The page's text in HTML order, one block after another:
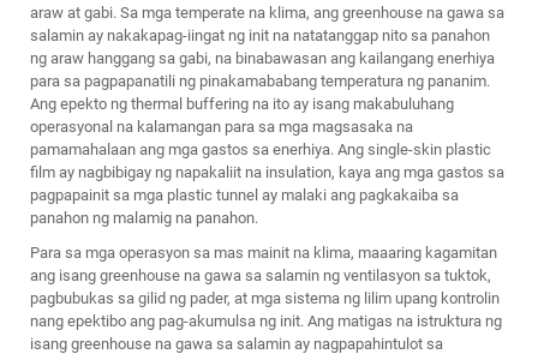
araw at gabi. Sa mga temperate na klima, ang greenhouse na gawa sa
salamin ay nakakapag-iingat ng init na natatanggap nito sa panahon
ng araw hanggang sa gabi, na binabawasan ang kailangang enerhiya
para sa pagpapanatili ng pinakamababang temperatura ng pananim.
Ang epekto ng thermal buffering na ito ay isang makabuluhang
operasyonal na kalamangan para sa mga magsasaka na
pamamahalaan ang mga gastos sa enerhiya. Ang single-skin plastic
film ay nagbibigay ng napakaliit na insulation, kaya ang mga gastos sa
pagpapainit sa mga plastic tunnel ay malaki ang pagkakaiba sa
panahon ng malamig na panahon.
Para sa mga operasyon sa mas mainit na klima, maaaring kagamitan
ang isang greenhouse na gawa sa salamin ng ventilasyon sa tuktok,
pagbubukas sa gilid ng pader, at mga sistema ng lilim upang kontrolin
nang epektibo ang pag-akumulsa ng init. Ang matigas na istruktura ng
isang greenhouse na gawa sa salamin ay nagpapahintulot sa